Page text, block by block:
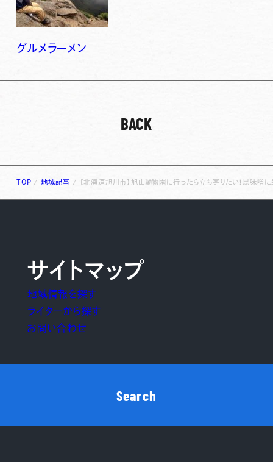
グルメ ラーメン
BACK
TOP /地域記事 / 【北海道旭川市】旭山動物園に行ったら立ち寄りたい！黒味噌
サイトマップ
地域情報を探す
ライターから探す
お問い合わせ
Search